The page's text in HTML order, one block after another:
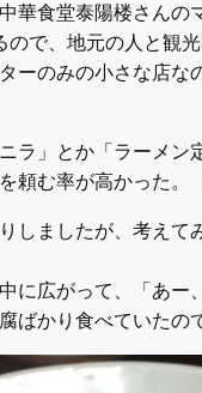
華食堂泰陽楼さんの
で、地元の人と観
ーのみの小さな店な
ラ」とか「ラーメン
頼む率が高かった。
しましたが、考えて
に広がって、「あー
ばかり食べていたの